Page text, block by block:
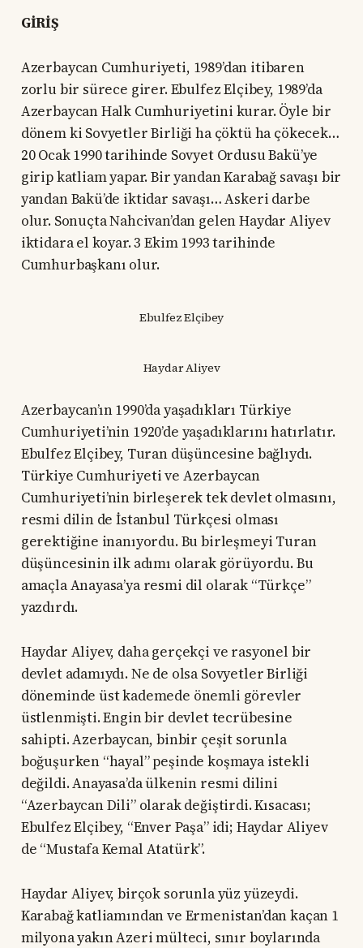
GİRİŞ
Azerbaycan Cumhuriyeti, 1989’dan itibaren
zorlu bir sürece girer. Ebulfez Elçibey, 1989’da
Azerbaycan Halk Cumhuriyetini kurar. Öyle bir
dönem ki Sovyetler Birliği ha çöktü ha çökecek…
20 Ocak 1990 tarihinde Sovyet Ordusu Bakü’ye
girip katliam yapar. Bir yandan Karabağ savaşı bir
yandan Bakü’de iktidar savaşı… Askeri darbe
olur. Sonuçta Nahcivan’dan gelen Haydar Aliyev
iktidara el koyar. 3 Ekim 1993 tarihinde
Cumhurbaşkanı olur.
Ebulfez Elçibey
Haydar Aliyev
Azerbaycan’ın 1990’da yaşadıkları Türkiye
Cumhuriyeti’nin 1920’de yaşadıklarını hatırlatır.
Ebulfez Elçibey, Turan düşüncesine bağlıydı.
Türkiye Cumhuriyeti ve Azerbaycan
Cumhuriyeti’nin birleşerek tek devlet olmasını,
resmi dilin de İstanbul Türkçesi olması
gerektiğine inanıyordu. Bu birleşmeyi Turan
düşüncesinin ilk adımı olarak görüyordu. Bu
amaçla Anayasa’ya resmi dil olarak “Türkçe”
yazdırdı.
Haydar Aliyev, daha gerçekçi ve rasyonel bir
devlet adamıydı. Ne de olsa Sovyetler Birliği
döneminde üst kademede önemli görevler
üstlenmişti. Engin bir devlet tecrübesine
sahipti. Azerbaycan, binbir çeşit sorunla
boğuşurken “hayal” peşinde koşmaya istekli
değildi. Anayasa’da ülkenin resmi dilini
“Azerbaycan Dili” olarak değiştirdi. Kısacası;
Ebulfez Elçibey, “Enver Paşa” idi; Haydar Aliyev
de “Mustafa Kemal Atatürk”.
Haydar Aliyev, birçok sorunla yüz yüzeydi.
Karabağ katliamından ve Ermenistan’dan kaçan 1
milyona yakın Azeri mülteci, sınır boylarında